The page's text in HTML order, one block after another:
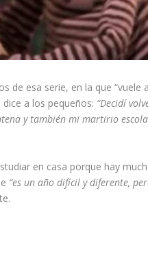
esa serie, en la que “vuele
a los pequeños: “Decidí
y también mi martirio
en casa porque hay
“es un año difícil y diferente,